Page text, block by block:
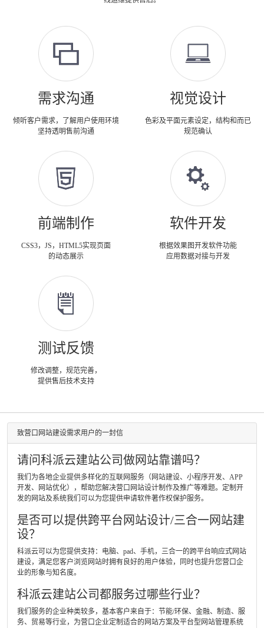
需求沟通
倾听客户需求，了解用户使用环境
坚持透明售前沟通
视觉设计
色彩及平面元素设定，结构和而已
规范确认
前端制作
CSS3，JS，HTML5实现页面
的动态展示
软件开发
根据效果图开发软件功能
应用数据对接与开发
测试反馈
修改调整，规范完善，
提供售后技术支持
致营口网站建设需求用户的一封信
请问科派云建站公司做网站靠谱吗？
我们为各地企业提供多样化的互联网服务（网站建设、小程序开发、APP
开发、网站优化），帮助您解决营口网站设计制作及推广等难题。定制开
发的网站及系统我们可以为您提供申请软件著作权保护服务。
是否可以提供跨平台网站设计/三合一网站建
设？
科派云可以为您提供支持：电脑、pad、手机，三合一的跨平台响应式网站
建设，满足您客户浏览网站时拥有良好的用户体验，同时也提升您营口企
业的形象与知名度。
科派云建站公司都服务过哪些行业？
我们服务的企业种类较多，基本客户来自于：节能/环保、金融、制造、服
务、贸易等行业，为营口企业定制适合的网站方案及平台型网站管理系统